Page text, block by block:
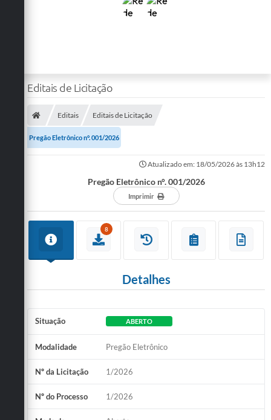
Editais de Licitação
Editais Editais de Licitação
Pregão Eletrônico n°. 001/2026
Atualizado em: 18/05/2026 às 13h12
Pregão Eletrônico n°. 001/2026
Imprimir
8
Detalhes
Situação ABERTO
Modalidade Pregão Eletrônico
Nº da Licitação 1/2026
Nº do Processo 1/2026